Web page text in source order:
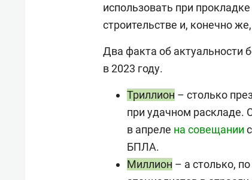
использовать при
строительстве и, конечно
Два факта об актуальности
в 2023 году.
Триллион – столько
при удачном раскладе.
в апреле на совещании
БПЛА.
Миллион – а столько,